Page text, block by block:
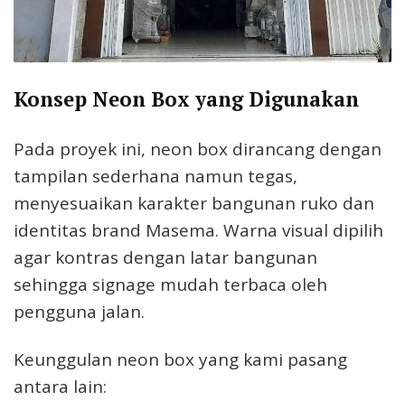
Konsep Neon Box yang Digunakan
Pada proyek ini, neon box dirancang dengan
tampilan sederhana namun tegas,
menyesuaikan karakter bangunan ruko dan
identitas brand Masema. Warna visual dipilih
agar kontras dengan latar bangunan
sehingga signage mudah terbaca oleh
pengguna jalan.
Keunggulan neon box yang kami pasang
antara lain: